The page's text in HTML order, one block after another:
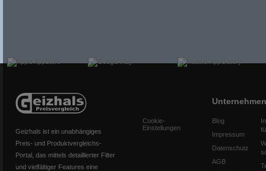
Geizhals ist ein unabhängiges
Preis- und Produktvergleichs-
Portal, das mittels detaillierter Filter
und vielfältiger Features eine
Cookie-
Einstellungen
Unternehmen
Blog
Impressum
Datenschutz
AGB